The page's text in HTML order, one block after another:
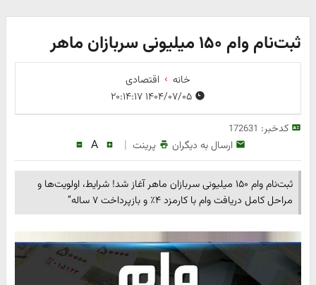
ثبت‌نام وام ۱۵۰ میلیونی سربازان ماهر
خانه
اقتصادی
کدخبر: 172631
ارسال به دیگران پرینت |
A
ثبت‌نام وام ۱۵۰ میلیونی سربازان ماهر آغاز شد! شرایط، اولویت‌ها و
مراحل کامل دریافت وام با کارمزد ۴٪ و بازپرداخت ۷ ساله”